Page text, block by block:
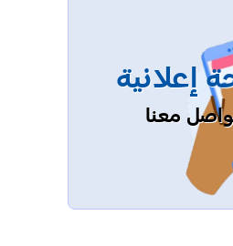
إعلانية
معنا